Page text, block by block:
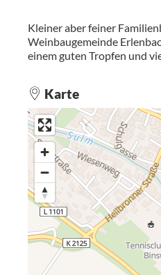
Kleiner aber feiner
Weinbaugemeinde
einem guten Tropfen und
Karte